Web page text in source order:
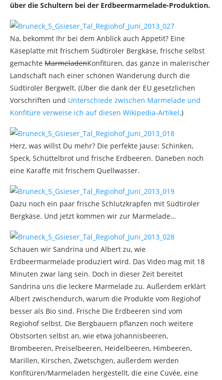
über die Schultern bei der Erdbeermarmelade-Produktion.
Na, bekommt Ihr bei dem Anblick auch Appetit? Eine
Käseplatte mit frischem Südtiroler Bergkäse, frische selbst
gemachte MarmeladenKonfitüren, das ganze in malerischer
Landschaft nach einer schönen Wanderung durch die
Südtiroler Bergwelt. (Über die dank der EU gesetzlichen
Vorschriften und Unterschiede zwischen Marmelade und
Konfitüre verweise ich auf diesen Wikipedia-Artikel.)
Herz, was willst Du mehr? Die perfekte Jause: Schinken,
Speck, Schüttelbrot und frische Erdbeeren. Daneben noch
eine Karaffe mit frischem Quellwasser.
Dazu noch ein paar frische Schlutzkrapfen mit Südtiroler
Bergkäse. Und jetzt kommen wir zur Marmelade…
Schauen wir Sandrina und Albert zu, wie
Erdbeermarmelade produziert wird. Das Video mag mit 18
Minuten zwar lang sein. Doch in dieser Zeit bereitet
Sandrina uns die leckere Marmelade zu. Außerdem erklärt
Albert zwischendurch, warum die Produkte vom Regiohof
besser als Bio sind. Frische Die Erdbeeren sind vom
Regiohof selbst. Die Bergbauern pflanzen noch weitere
Obstsorten selbst an, wie etwa Johannisbeeren,
Brombeeren, Preiselbeeren, Heidelbeeren, Himbeeren,
Marillen, Kirschen, Zwetschgen, außerdem werden
Konfitüren/Marmeladen hergestellt, die eine Cuvée, eine